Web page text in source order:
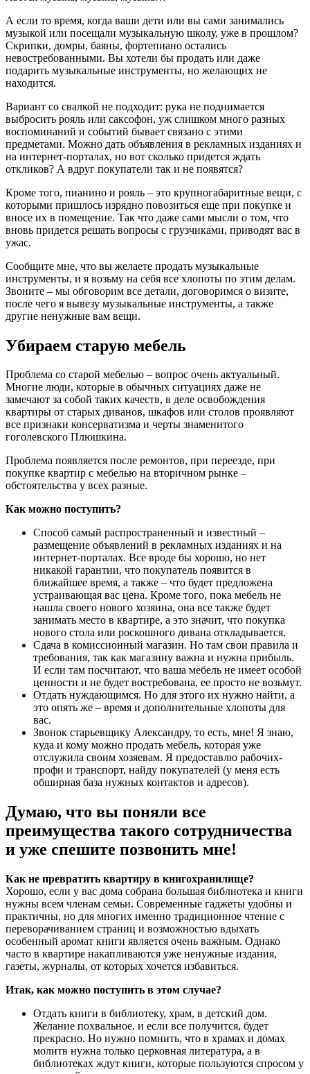
А если то время, когда ваши дети или вы сами занимались
музыкой или посещали музыкальную школу, уже в прошлом?
Скрипки, домры, баяны, фортепиано остались
невостребованными. Вы хотели бы продать или даже
подарить музыкальные инструменты, но желающих не
находится.
Вариант со свалкой не подходит: рука не поднимается
выбросить рояль или саксофон, уж слишком много разных
воспоминаний и событий бывает связано с этими
предметами. Можно дать объявления в рекламных изданиях и
на интернет-порталах, но вот сколько придется ждать
откликов? А вдруг покупатели так и не появятся?
Кроме того, пианино и рояль – это крупногабаритные вещи, с
которыми пришлось изрядно повозиться еще при покупке и
вносе их в помещение. Так что даже сами мысли о том, что
вновь придется решать вопросы с грузчиками, приводят вас в
ужас.
Сообщите мне, что вы желаете продать музыкальные
инструменты, и я возьму на себя все хлопоты по этим делам.
Звоните – мы обговорим все детали, договоримся о визите,
после чего я вывезу музыкальные инструменты, а также
другие ненужные вам вещи.
Убираем старую мебель
Проблема со старой мебелью – вопрос очень актуальный.
Многие люди, которые в обычных ситуациях даже не
замечают за собой таких качеств, в деле освобождения
квартиры от старых диванов, шкафов или столов проявляют
все признаки консерватизма и черты знаменитого
гоголевского Плюшкина.
Проблема появляется после ремонтов, при переезде, при
покупке квартир с мебелью на вторичном рынке –
обстоятельства у всех разные.
Как можно поступить?
Способ самый распространенный и известный –
размещение объявлений в рекламных изданиях и на
интернет-порталах. Все вроде бы хорошо, но нет
никакой гарантии, что покупатель появится в
ближайшее время, а также – что будет предложена
устраивающая вас цена. Кроме того, пока мебель не
нашла своего нового хозяина, она все также будет
занимать место в квартире, а это значит, что покупка
нового стола или роскошного дивана откладывается.
Сдача в комиссионный магазин. Но там свои правила и
требования, так как магазину важна и нужна прибыль.
И если там посчитают, что ваша мебель не имеет особой
ценности и не будет востребована, ее просто не возьмут.
Отдать нуждающимся. Но для этого их нужно найти, а
это опять же – время и дополнительные хлопоты для
вас.
Звонок старьевщику Александру, то есть, мне! Я знаю,
куда и кому можно продать мебель, которая уже
отслужила своим хозяевам. Я предоставлю рабочих-
профи и транспорт, найду покупателей (у меня есть
обширная база нужных контактов и адресов).
Думаю, что вы поняли все
преимущества такого сотрудничества
и уже спешите позвонить мне!
Как не превратить квартиру в книгохранилище?
Хорошо, если у вас дома собрана большая библиотека и книги
нужны всем членам семьи. Современные гаджеты удобны и
практичны, но для многих именно традиционное чтение с
переворачиванием страниц и возможностью вдыхать
особенный аромат книги является очень важным. Однако
часто в квартире накапливаются уже ненужные издания,
газеты, журналы, от которых хочется избавиться.
Итак, как можно поступить в этом случае?
Отдать книги в библиотеку, храм, в детский дом.
Желание похвальное, и если все получится, будет
прекрасно. Но нужно помнить, что в храмах и домах
молитв нужна только церковная литература, а в
библиотеках ждут книги, которые пользуются спросом у